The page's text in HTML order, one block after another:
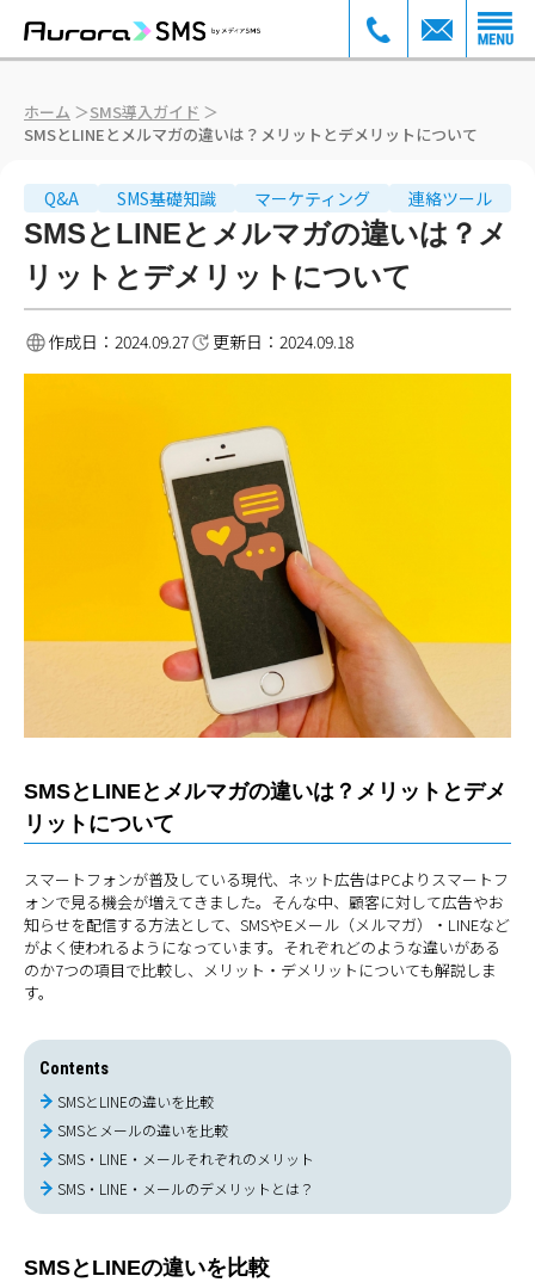
ホーム ＞SMS導入ガイド ＞
SMSとLINEとメルマガの違いは？メリットとデメリットについて
Q&A SMS基礎知識 マーケティング 連絡ツール
SMSとLINEとメルマガの違いは？メ
リットとデメリットについて
作成日： 2024.09.27 更新日： 2024.09.18
SMSとLINEとメルマガの違いは？メリットとデメ
リットについて
スマートフォンが普及している現代、ネット広告はPCよりスマートフ
ォンで見る機会が増えてきました。そんな中、顧客に対して広告やお
知らせを配信する方法として、SMSやEメール（メルマガ）・LINEなど
がよく使われるようになっています。それぞれどのような違いがある
のか7つの項目で比較し、メリット・デメリットについても解説しま
す。
Contents
SMSとLINEの違いを比較
SMSとメールの違いを比較
SMS・LINE・メールそれぞれのメリット
SMS・LINE・メールのデメリットとは？
SMSとLINEの違いを比較